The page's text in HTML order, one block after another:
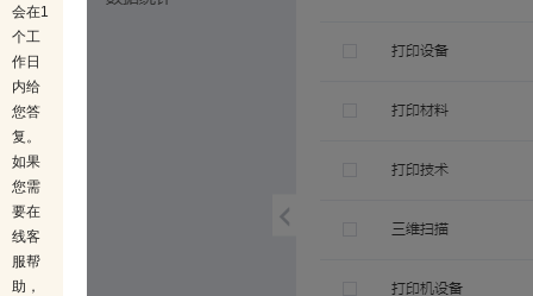
会在1
个工
作日
内给
您答
复。
如果
您需
要在
线客
服帮
助，